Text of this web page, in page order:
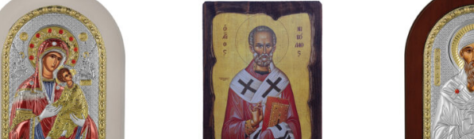
Πρόσθήκη
στην λίστα
επιθυμιών
Πρόσθήκη
στην λίστα
επιθυμιών